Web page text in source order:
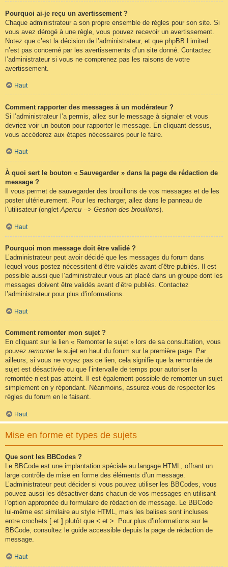
Pourquoi ai-je reçu un avertissement ?
Chaque administrateur a son propre ensemble de règles pour son site. Si
vous avez dérogé à une règle, vous pouvez recevoir un avertissement.
Notez que c’est la décision de l’administrateur, et que phpBB Limited
n’est pas concerné par les avertissements d’un site donné. Contactez
l’administrateur si vous ne comprenez pas les raisons de votre
avertissement.
Haut
Comment rapporter des messages à un modérateur ?
Si l’administrateur l’a permis, allez sur le message à signaler et vous
devriez voir un bouton pour rapporter le message. En cliquant dessus,
vous accéderez aux étapes nécessaires pour le faire.
Haut
À quoi sert le bouton « Sauvegarder » dans la page de rédaction de
message ?
Il vous permet de sauvegarder des brouillons de vos messages et de les
poster ultérieurement. Pour les recharger, allez dans le panneau de
l’utilisateur (ongletAperçu --> Gestion des brouillons).
Haut
Pourquoi mon message doit être validé ?
L’administrateur peut avoir décidé que les messages du forum dans
lequel vous postez nécessitent d’être validés avant d’être publiés. Il est
possible aussi que l’administrateur vous ait placé dans un groupe dont les
messages doivent être validés avant d’être publiés. Contactez
l’administrateur pour plus d’informations.
Haut
Comment remonter mon sujet ?
En cliquant sur le lien « Remonter le sujet » lors de sa consultation, vous
pouvez remonterle sujet en haut du forum sur la première page. Par
ailleurs, si vous ne voyez pas ce lien, cela signifie que la remontée de
sujet est désactivée ou que l’intervalle de temps pour autoriser la
remontée n’est pas atteint. Il est également possible de remonter un sujet
simplement en y répondant. Néanmoins, assurez-vous de respecter les
règles du forum en le faisant.
Haut
Mise en forme et types de sujets
Que sont les BBCodes ?
Le BBCode est une implantation spéciale au langage HTML, offrant un
large contrôle de mise en forme des éléments d’un message.
L’administrateur peut décider si vous pouvez utiliser les BBCodes, vous
pouvez aussi les désactiver dans chacun de vos messages en utilisant
l’option appropriée du formulaire de rédaction de message. Le BBCode
lui-même est similaire au style HTML, mais les balises sont incluses
entre crochets [ et ] plutôt que < et >. Pour plus d’informations sur le
BBCode, consultez le guide accessible depuis la page de rédaction de
message.
Haut